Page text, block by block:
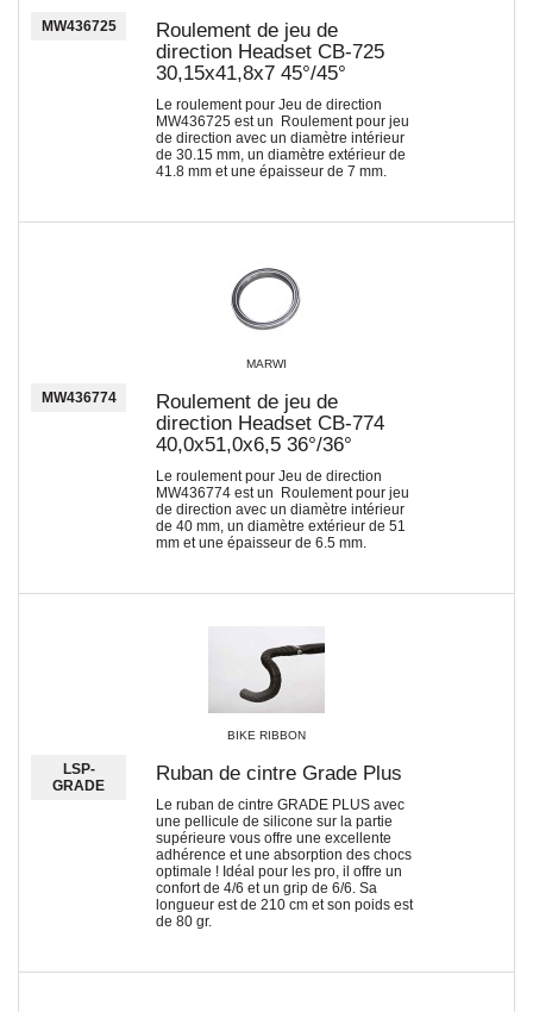
MW436725
Roulement de jeu de
direction Headset CB-725
30,15x41,8x7 45°/45°
Le roulement pour Jeu de direction
MW436725 est un Roulement pour jeu
de direction avec un diamètre intérieur
de 30.15 mm, un diamètre extérieur de
41.8 mm et une épaisseur de 7 mm.
MARWI
MW436774
Roulement de jeu de
direction Headset CB-774
40,0x51,0x6,5 36°/36°
Le roulement pour Jeu de direction
MW436774 est un Roulement pour jeu
de direction avec un diamètre intérieur
de 40 mm, un diamètre extérieur de 51
mm et une épaisseur de 6.5 mm.
BIKE RIBBON
LSP-
GRADE
Ruban de cintre Grade Plus
Le ruban de cintre GRADE PLUS avec
une pellicule de silicone sur la partie
supérieure vous offre une excellente
adhérence et une absorption des chocs
optimale ! Idéal pour les pro, il offre un
confort de 4/6 et un grip de 6/6. Sa
longueur est de 210 cm et son poids est
de 80 gr.